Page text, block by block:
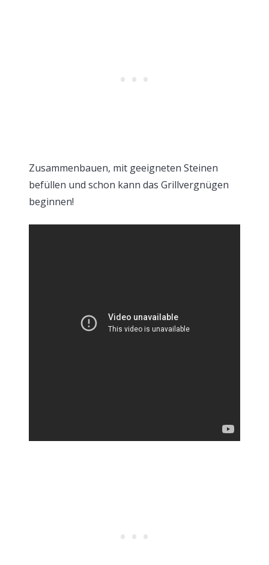
Zusammenbauen, mit geeigneten Steinen
befüllen und schon kann das Grillvergnügen
beginnen!